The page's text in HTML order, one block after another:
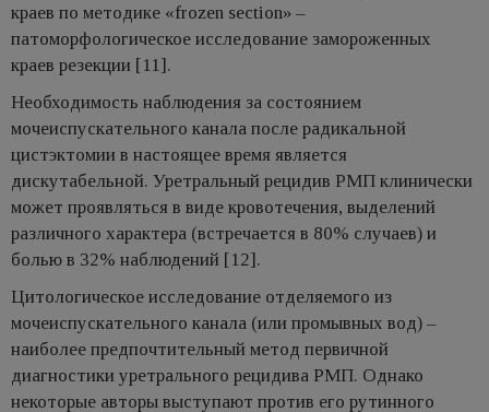
краев по методике «frozen section» –
патоморфологическое исследование замороженных
краев резекции [11].
Необходимость наблюдения за состоянием
мочеиспускательного канала после радикальной
цистэктомии в настоящее время является
дискутабельной. Уретральный рецидив РМП клинически
может проявляться в виде кровотечения, выделений
различного характера (встречается в 80% случаев) и
болью в 32% наблюдений [12].
Цитологическое исследование отделяемого из
мочеиспускательного канала (или промывных вод) –
наиболее предпочтительный метод первичной
диагностики уретрального рецидива РМП. Однако
некоторые авторы выступают против его рутинного